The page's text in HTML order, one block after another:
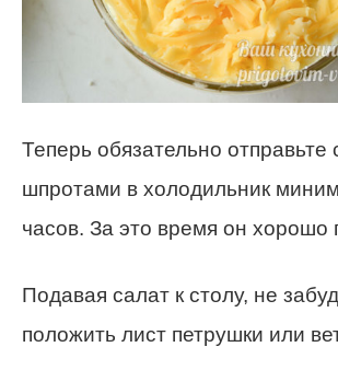
Теперь обязательно отправьте
шпротами в холодильник
часов. За это время он хорошо
Подавая салат к столу, не
положить лист петрушки или